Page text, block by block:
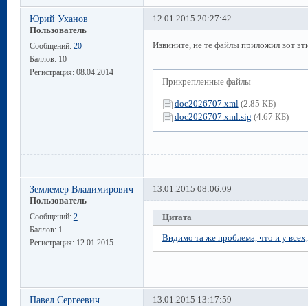
Юрий Уханов
Пользователь
Сообщений: 20
Баллов: 10
Регистрация: 08.04.2014
12.01.2015 20:27:42
Извините, не те файлы приложил вот
Прикрепленные файлы
doc2026707.xml (2.85 КБ)
doc2026707.xml.sig (4.67 КБ)
Землемер Владимирович
Пользователь
Сообщений: 2
Баллов: 1
Регистрация: 12.01.2015
13.01.2015 08:06:09
Цитата
Видимо та же проблема, что и у
Павел Сергеевич
13.01.2015 13:17:59